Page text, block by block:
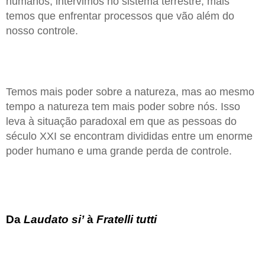
temos que enfrentar processos que vão além do
nosso controle.
Temos mais poder sobre a natureza, mas ao mesmo
tempo a natureza tem mais poder sobre nós. Isso
leva à situação paradoxal em que as pessoas do
século XXI se encontram divididas entre um enorme
poder humano e uma grande perda de controle.
Da Laudato si’à Fratelli tutti